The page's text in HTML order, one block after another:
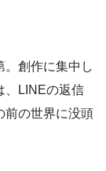
。創作に集中し
、LINEの返信
前の世界に没頭